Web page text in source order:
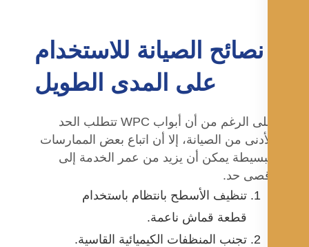
نصائح الصيانة للاستخدام
على المدى الطويل
على الرغم من أن أبواب WPC تتطلب الحد
من الصيانة، إلا أن اتباع بعض الممارسات
يمكن أن يزيد من عمر الخدمة إلى
حد.
تنظيف الأسطح بانتظام باستخدام
قطعة قماش ناعمة.
تجنب المنظفات الكيميائية القاسية.